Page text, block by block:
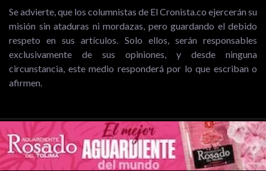
Se advierte, que los columnistas de El Cronista.co ejercerán su
misión sin ataduras ni mordazas, pero guardando el debido
respeto en sus artículos. Solo ellos, serán responsables
exclusivamente de sus opiniones, y desde ninguna
circunstancia, este medio responderá por lo que escriban o
afirmen.
Copyright © 2026 El Cronista | Periodismo de análisis y opinión de
Ibagué y el Tolima .Todos los Derechos Reservados